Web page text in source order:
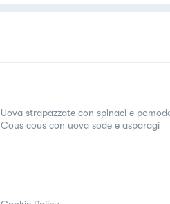
Uova strapazzate con spinaci e
Cous cous con uova sode e asparagi